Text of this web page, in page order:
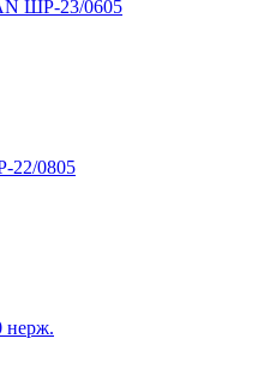
ШР-23/0605
22/0805
нерж.